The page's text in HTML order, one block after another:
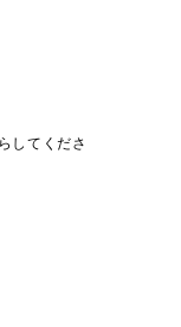
してくださ